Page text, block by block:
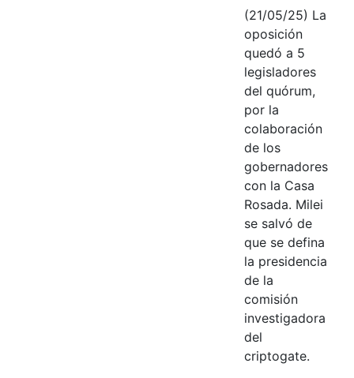
(21/05/25) La
oposición
quedó a 5
legisladores
del quórum,
por la
colaboración
de los
gobernadores
con la Casa
Rosada. Milei
se salvó de
que se defina
la presidencia
de la
comisión
investigadora
del
criptogate.